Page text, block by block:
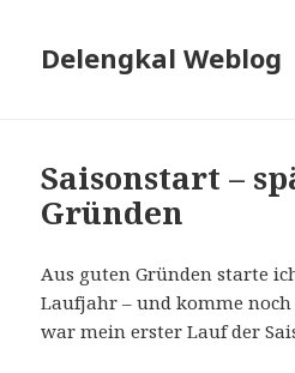
Delengkal Weblog
Saisonstart –
Gründen
Aus guten Gründen starte
Laufjahr – und komme
war mein erster Lauf der